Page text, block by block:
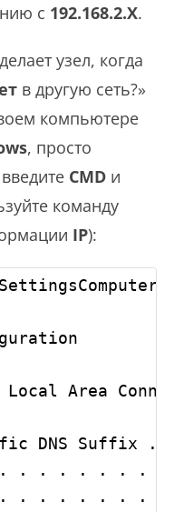
с 192.168.2.X.
узел, когда
в другую сеть?»
компьютере
, просто
CMD и
команду
IP):
Area
DNS Suffix . :
. . . . . . . . .
. . . . . . . . . .